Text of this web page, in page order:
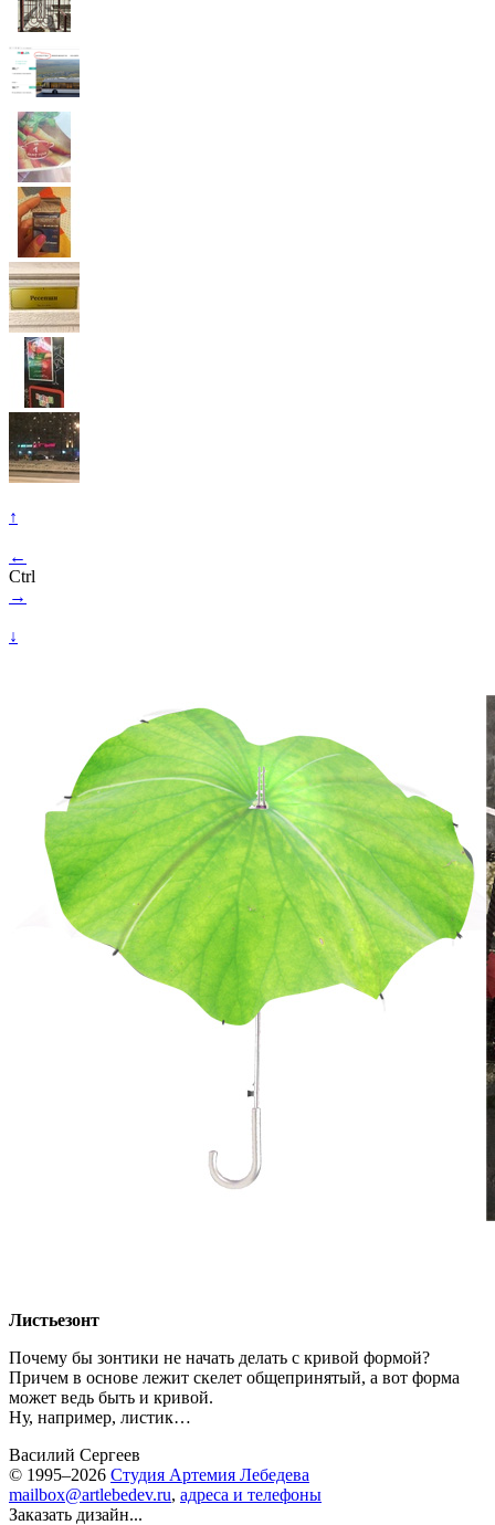
↑
←
Ctrl
→
↓
Листьезонт
Почему бы зонтики не начать делать с кривой формой?
Причем в основе лежит скелет общепринятый, а вот форма
может ведь быть и кривой.
Ну, например, листик…
Василий Сергеев
© 1995–2026 Студия Артемия Лебедева
mailbox@artlebedev.ru, адреса и телефоны
Заказать дизайн...